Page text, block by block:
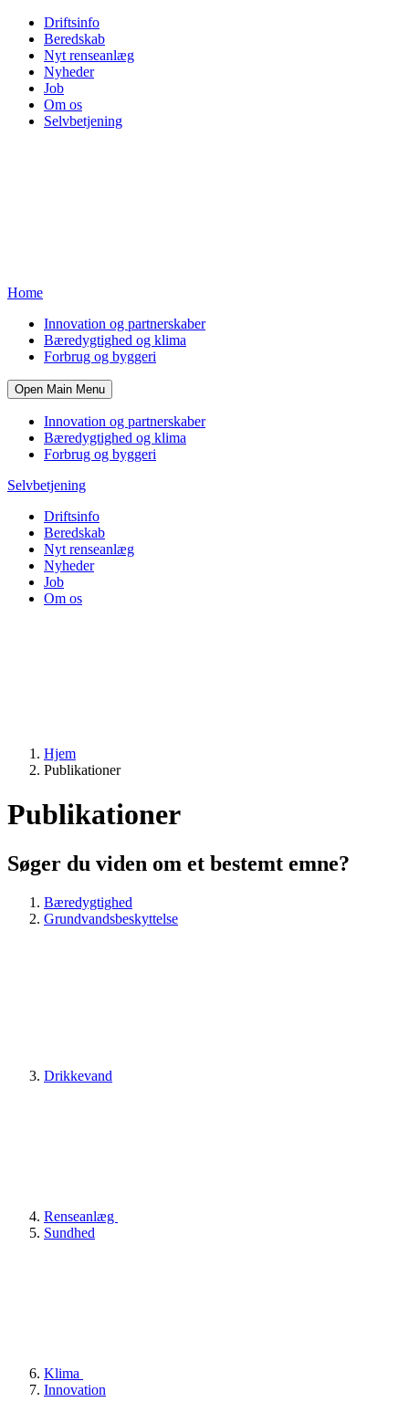
Driftsinfo
Beredskab
Nyt renseanlæg
Nyheder
Job
Om os
Selvbetjening
Home
Innovation og partnerskaber
Bæredygtighed og klima
Forbrug og byggeri
Open Main Menu
Innovation og partnerskaber
Bæredygtighed og klima
Forbrug og byggeri
Selvbetjening
Driftsinfo
Beredskab
Nyt renseanlæg
Nyheder
Job
Om os
Hjem
Publikationer
Publikationer
Søger du viden om et bestemt emne?
Bæredygtighed
Grundvandsbeskyttelse
Drikkevand
Renseanlæg
Sundhed
Klima
Innovation